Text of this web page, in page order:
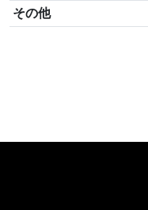
その他